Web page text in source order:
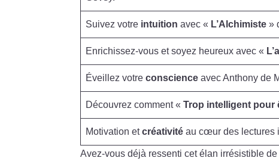
Suivez votre intuition avec « L’Alchimiste »
Enrichissez-vous et soyez heureux avec «
Éveillez votreconscience avec Anthony de
Découvrez comment «Trop intelligent pour
Motivation etcréativité au cœur des lectures
Avez-vous déjà ressenti cet élan irrésistible